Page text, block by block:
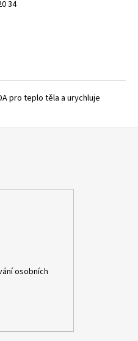
34
pro teplo těla a urychluje
osobních